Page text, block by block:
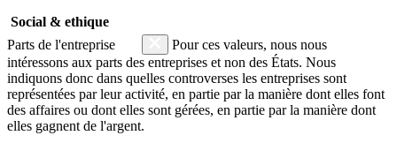
Social & ethique
Parts de l'entreprise
Pour ces valeurs, nous nous
intéressons aux parts des entreprises et non des États. Nous
indiquons donc dans quelles controverses les entreprises sont
représentées par leur activité, en partie par la manière dont elles font
des affaires ou dont elles sont gérées, en partie par la manière dont
elles gagnent de l'argent.